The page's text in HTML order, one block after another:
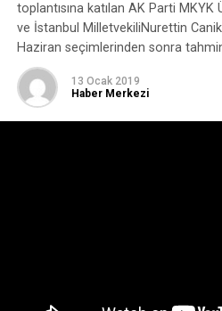
toplantısına katılan AK Parti MKYK
ve İstanbul MilletvekiliNurettin
Haziran seçimlerinden sonra
13 Ocak 2019
Haber Merkezi